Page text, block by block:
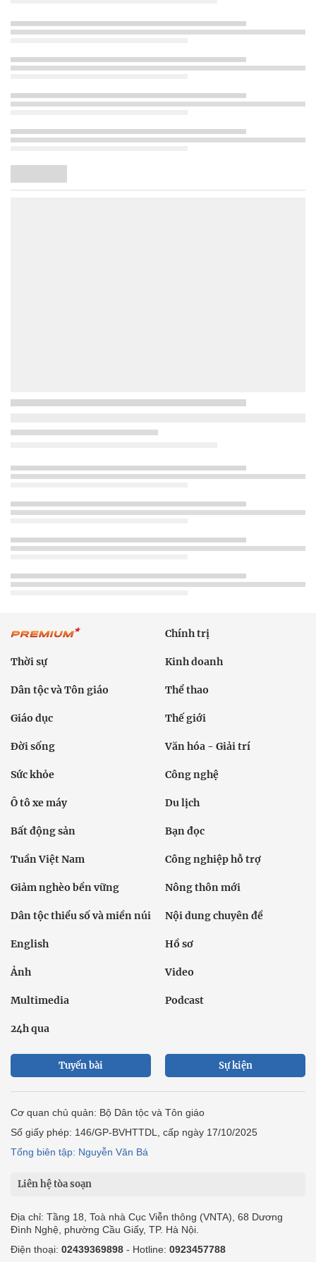
Chính trị
Thời sự Kinh doanh
Dân tộc và Tôn giáo Thể thao
Giáo dục Thế giới
Đời sống Văn hóa - Giải trí
Sức khỏe Công nghệ
Ô tô xe máy Du lịch
Bất động sản Bạn đọc
Tuần Việt Nam Công nghiệp hỗ trợ
Giảm nghèo bền vững Nông thôn mới
Dân tộc thiểu số và miền núi Nội dung chuyên đề
English Hồ sơ
Ảnh Video
Multimedia Podcast
24h qua
Tuyến bài Sự kiện
Cơ quan chủ quản: Bộ Dân tộc và Tôn giáo
Số giấy phép: 146/GP-BVHTTDL, cấp ngày 17/10/2025
Tổng biên tập: Nguyễn Văn Bá
Liên hệ tòa soạn
Địa chỉ: Tầng 18, Toà nhà Cục Viễn thông (VNTA), 68 Dương
Đình Nghệ, phường Cầu Giấy, TP. Hà Nội.
Điện thoại: 02439369898 - Hotline: 0923457788